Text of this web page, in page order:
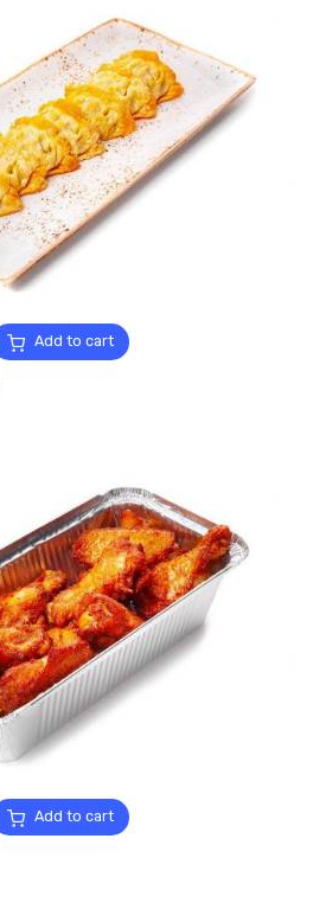
Add to cart
Add to cart